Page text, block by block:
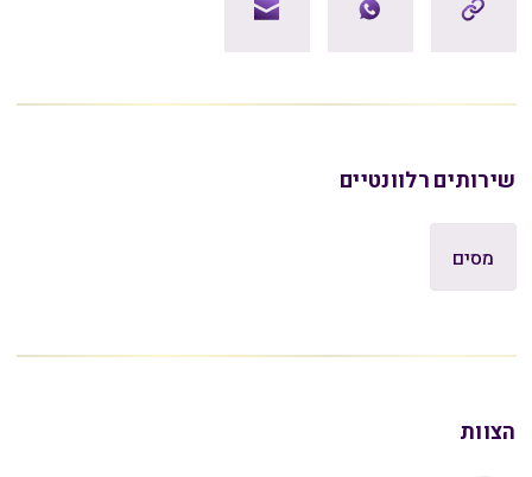
שירותים רלוונטיים
מסים
הצוות